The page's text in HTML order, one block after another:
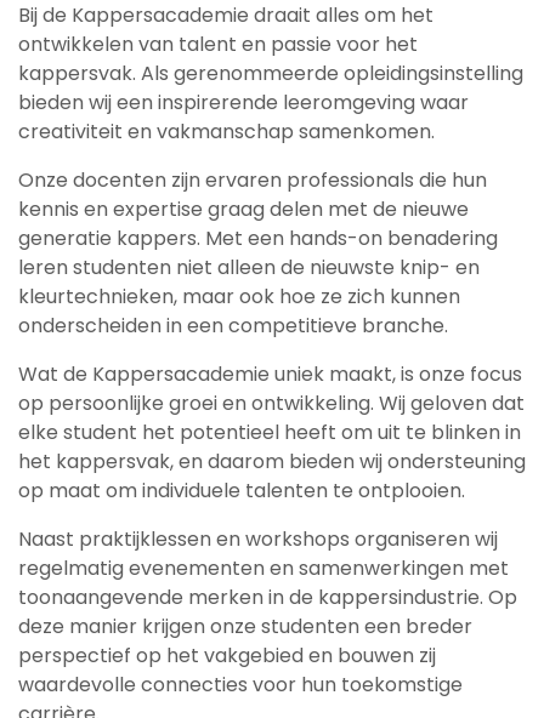
Bij de Kappersacademie draait alles om het
ontwikkelen van talent en passie voor het
kappersvak. Als gerenommeerde opleidingsinstelling
bieden wij een inspirerende leeromgeving waar
creativiteit en vakmanschap samenkomen.
Onze docenten zijn ervaren professionals die hun
kennis en expertise graag delen met de nieuwe
generatie kappers. Met een hands-on benadering
leren studenten niet alleen de nieuwste knip- en
kleurtechnieken, maar ook hoe ze zich kunnen
onderscheiden in een competitieve branche.
Wat de Kappersacademie uniek maakt, is onze focus
op persoonlijke groei en ontwikkeling. Wij geloven dat
elke student het potentieel heeft om uit te blinken in
het kappersvak, en daarom bieden wij ondersteuning
op maat om individuele talenten te ontplooien.
Naast praktijklessen en workshops organiseren wij
regelmatig evenementen en samenwerkingen met
toonaangevende merken in de kappersindustrie. Op
deze manier krijgen onze studenten een breder
perspectief op het vakgebied en bouwen zij
waardevolle connecties voor hun toekomstige